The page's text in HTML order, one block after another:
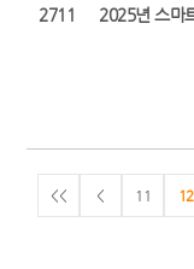
2711 2025년 스마
<< < 11 12